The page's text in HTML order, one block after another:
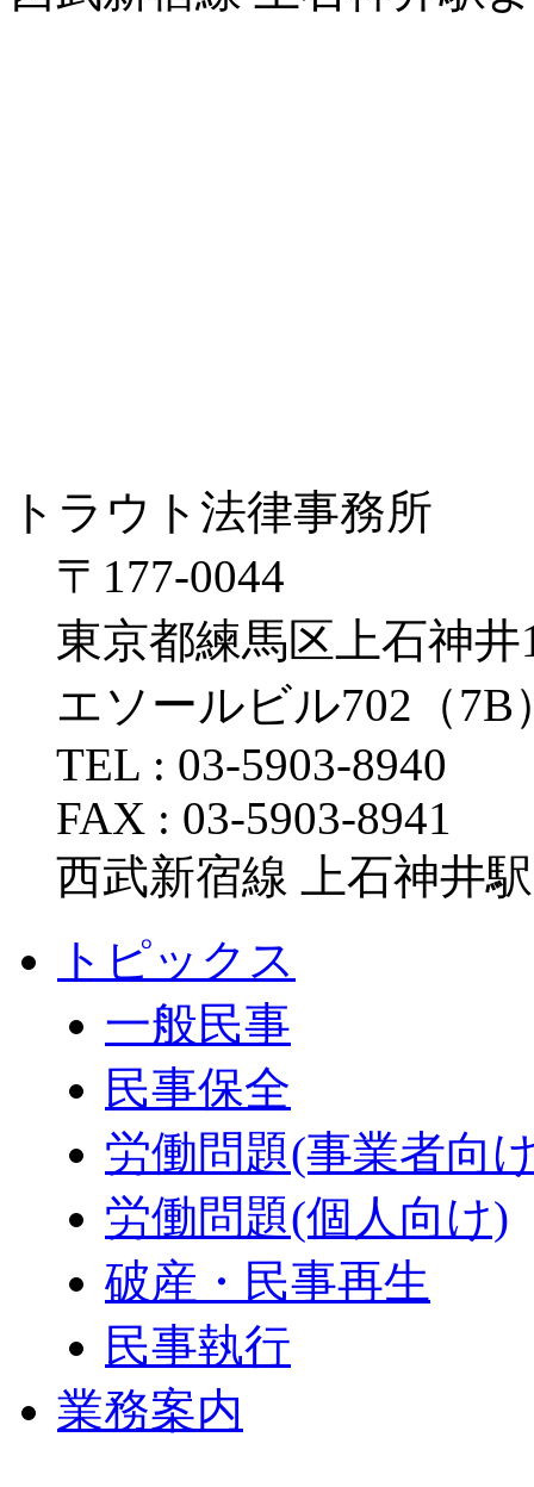
トラウト法律事務所
〒177-0044
東京都練馬区上石神井
エソールビル702（7B
TEL : 03-5903-8940
FAX : 03-5903-8941
西武新宿線 上石神井
トピックス
一般民事
民事保全
労働問題(事業者向
労働問題(個人向け)
破産・民事再生
民事執行
業務案内